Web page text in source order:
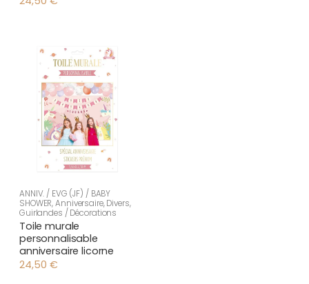
ANNIV. / EVG (JF) / BABY
SHOWER,Anniversaire,Divers,
Guirlandes / Décorations
Toile murale
personnalisable
anniversaire licorne
24,50 €